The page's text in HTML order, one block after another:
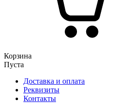
Корзина
Пуста
Доставка и оплата
Реквизиты
Контакты